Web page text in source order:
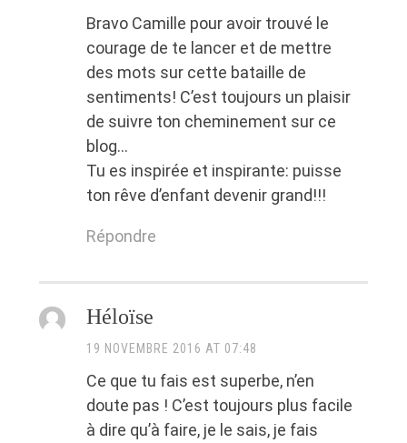
Bravo Camille pour avoir trouvé le
courage de te lancer et de mettre
des mots sur cette bataille de
sentiments! C’est toujours un plaisir
de suivre ton cheminement sur ce
blog…
Tu es inspirée et inspirante: puisse
ton rêve d’enfant devenir grand!!!
Répondre
Héloïse
19 NOVEMBRE 2016 AT 07:48
Ce que tu fais est superbe, n’en
doute pas ! C’est toujours plus facile
à dire qu’à faire, je le sais, je fais